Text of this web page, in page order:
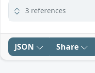
3 references
JSON Share